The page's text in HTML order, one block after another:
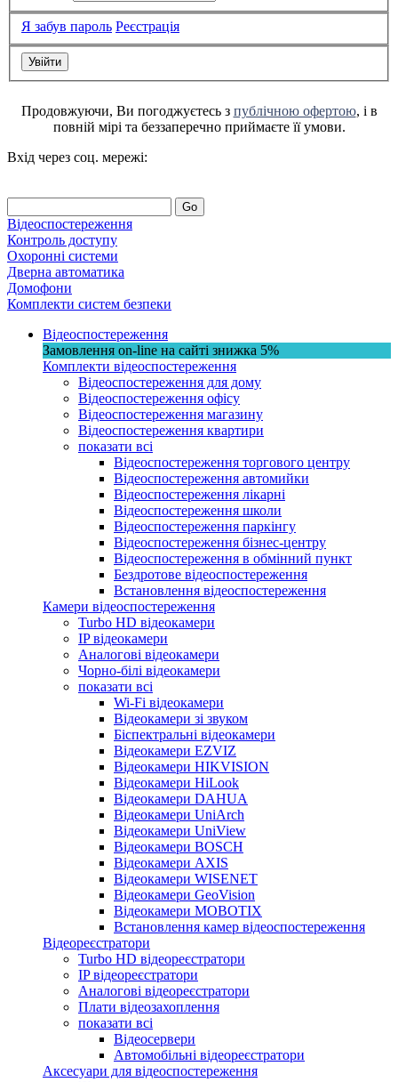
Я забув пароль Реєстрація
Продовжуючи, Ви погоджуєтесь з публічною офертою, і в
повній мірі та беззаперечно приймаєте її умови.
Вхід через соц. мережі:
Go
Відеоспостереження
Контроль доступу
Охоронні системи
Дверна автоматика
Домофони
Комплекти систем безпеки
Відеоспостереження
Замовлення on-line на сайті знижка 5%
Комплекти відеоспостереження
Відеоспостереження для дому
Відеоспостереження офісу
Відеоспостереження магазину
Відеоспостереження квартири
показати всі
Відеоспостереження торгового центру
Відеоспостереження автомийки
Відеоспостереження лікарні
Відеоспостереження школи
Відеоспостереження паркінгу
Відеоспостереження бізнес-центру
Відеоспостереження в обмінний пункт
Бездротове відеоспостереження
Встановлення відеоспостереження
Камери відеоспостереження
Turbo HD відеокамери
IP відеокамери
Аналогові відеокамери
Чорно-білі відеокамери
показати всі
Wi-Fi відеокамери
Відеокамери зі звуком
Біспектральні відеокамери
Відеокамери EZVIZ
Відеокамери HIKVISION
Відеокамери HiLook
Відеокамери DAHUA
Відеокамери UniArch
Відеокамери UniView
Відеокамери BOSCH
Відеокамери AXIS
Відеокамери WISENET
Відеокамери GeoVision
Відеокамери MOBOTIX
Встановлення камер відеоспостереження
Відеореєстратори
Turbo HD відеореєстратори
IP відеореєстратори
Аналогові відеореєстратори
Плати відеозахоплення
показати всі
Відеосервери
Автомобільні відеореєстратори
Аксесуари для відеоспостереження